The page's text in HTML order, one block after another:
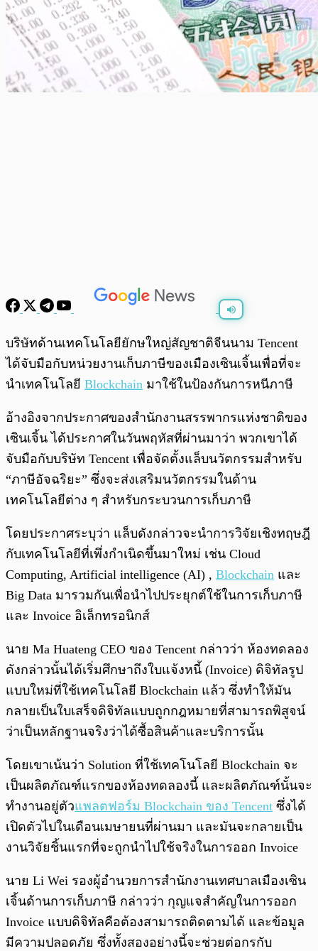
พร้อมเล่น
บริษัทด้านเทคโนโลยียักษใหญ่สัญชาติจีนนาม Tencent
ได้จับมือกับหน่วยงานเก็บภาษีของเมืองเซินเจิ้นเพื่อที่จะ
นำเทคโนโลยี Blockchain มาใช้ในป้องกันการหนีภาษี
อ้างอิงจากประกาศของสำนักงานสรรพากรแห่งชาติของ
เซินเจิ้น ได้ประกาศในวันพฤหัสที่ผ่านมาว่า พวกเขาได้
จับมือกับบริษัท Tencent เพื่อจัดตั้งแล็บนวัตกรรมสำหรับ
“ภาษีอัจฉริยะ” ซึ่งจะส่งเสริมนวัตกรรมในด้าน
เทคโนโลยีต่าง ๆ สำหรับกระบวนการเก็บภาษี
โดยประกาศระบุว่า แล็บดังกล่าวจะนำการวิจัยเชิงทฤษฎี
กับเทคโนโลยีที่เพึ่งกำเนิดขึ้นมาใหม่ เช่น Cloud
Computing, Artificial intelligence (AI) , Blockchain และ
Big Data มารวมกันเพื่อนำไปประยุกต์ใช้ในการเก็บภาษี
และ Invoice อิเล็กทรอนิกส์
นาย Ma Huateng CEO ของ Tencent กล่าวว่า ห้องทดลอง
ดังกล่าวนั้นได้เริ่มศึกษาถึงใบแจ้งหนี้ (Invoice) ดิจิทัลรูป
แบบใหม่ที่ใช้เทคโนโลยี Blockchain แล้ว ซึ่งทำให้มัน
กลายเป็นใบเสร็จดิจิทัลแบบถูกกฎหมายที่สามารถพิสูจน์
ว่าเป็นหลักฐานจริงว่าได้ซื้อสินค้าและบริการนั้น
โดยเขาเน้นว่า Solution ที่ใช้เทคโนโลยี Blockchain จะ
เป็นผลิตภัณฑ์แรกของห้องทดลองนี้ และผลิตภัณฑ์นั้นจะ
ทำงานอยู่ตัวแพลตฟอร์ม Blockchain ของ Tencent ซึ่งได้
เปิดตัวไปในเดือนเมษายนที่ผ่านมา และมันจะกลายเป็น
งานวิจัยชิ้นแรกที่จะถูกนำไปใช้จริงในการออก Invoice
นาย Li Wei รองผู้อำนวยการสำนักงานเทศบาลเมืองเซิน
เจิ้นด้านการเก็บภาษี กล่าวว่า กุญแจสำคัญในการออก
Invoice แบบดิจิทัลคือต้องสามารถติดตามได้ และข้อมูล
มีความปลอดภัย ซึ่งทั้งสองอย่างนี้จะช่วยต่อกรกับ